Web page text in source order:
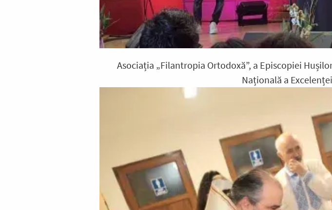
Asociația „Filantropia Ortodoxă”, a Episcopiei
Națională a